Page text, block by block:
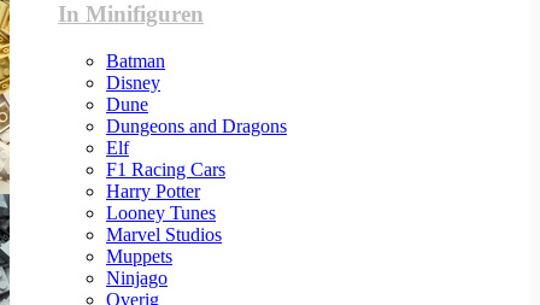
In Minifiguren
Batman
Disney
Dune
Dungeons and Dragons
Elf
F1 Racing Cars
Harry Potter
Looney Tunes
Marvel Studios
Muppets
Ninjago
Overig